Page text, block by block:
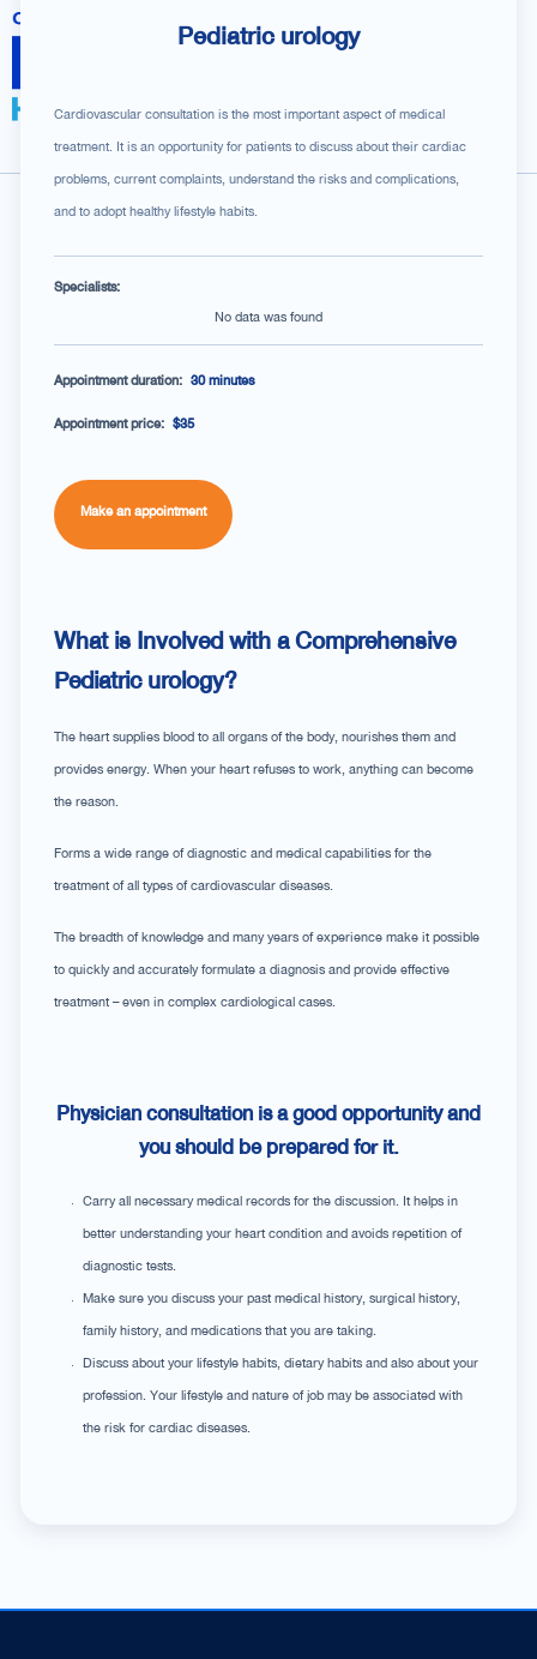
Pediatric urology
Cardiovascular consultation is the most important aspect of medical
treatment. It is an opportunity for patients to discuss about their cardiac
problems, current complaints, understand the risks and complications,
and to adopt healthy lifestyle habits.
Specialists:
No data was found
Appointment duration: 30 minutes
Appointment price: $35
Make an appointment
What is Involved with a Comprehensive
Pediatric urology?
The heart supplies blood to all organs of the body, nourishes them and
provides energy. When your heart refuses to work, anything can become
the reason.
Forms a wide range of diagnostic and medical capabilities for the
treatment of all types of cardiovascular diseases.
The breadth of knowledge and many years of experience make it possible
to quickly and accurately formulate a diagnosis and provide effective
treatment – even in complex cardiological cases.
Physician consultation is a good opportunity and
you should be prepared for it.
Carry all necessary medical records for the discussion. It helps in
better understanding your heart condition and avoids repetition of
diagnostic tests.
Make sure you discuss your past medical history, surgical history,
family history, and medications that you are taking.
Discuss about your lifestyle habits, dietary habits and also about your
profession. Your lifestyle and nature of job may be associated with
the risk for cardiac diseases.